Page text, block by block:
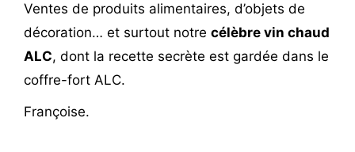
Ventes de produits alimentaires, d’objets de
décoration… et surtout notre célèbre vin chaud
ALC, dont la recette secrète est gardée dans le
coffre-fort ALC.
Françoise.